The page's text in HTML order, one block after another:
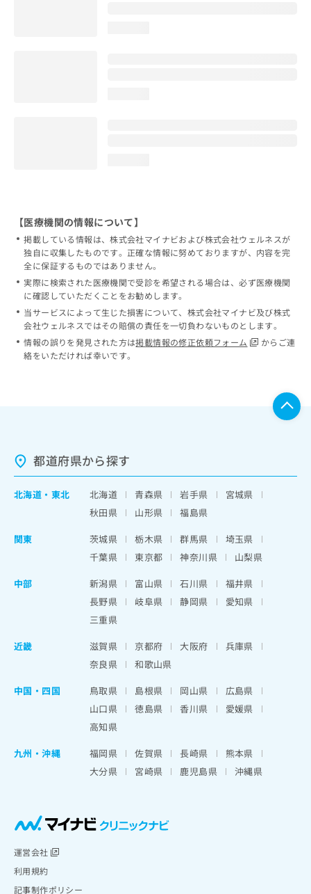
【医療機関の情報について】
掲載している情報は、株式会社マイナビおよび株式会社ウェルネスが
独自に収集したものです。正確な情報に努めておりますが、内容を完
全に保証するものではありません。
実際に検索された医療機関で受診を希望される場合は、必ず医療機関
に確認していただくことをお勧めします。
当サービスによって生じた損害について、株式会社マイナビ及び株式
会社ウェルネスではその賠償の責任を一切負わないものとします。
情報の誤りを発見された方は掲載情報の修正依頼フォーム
からご連
絡をいただければ幸いです。
都道府県から探す
北海道 ・ 東北 北海道 青森県 岩手県
宮城県
秋田県
山形県
福島県
関東
茨城県 栃木県 群馬県
埼玉県
千葉県
東京都 神奈川県
山梨県
中部
新潟県 富山県 石川県
福井県
長野県
岐阜県 静岡県
愛知県
三重県
近畿
滋賀県 京都府 大阪府
兵庫県
奈良県
和歌山県
中国・四国
鳥取県 島根県 岡山県
広島県
山口県
徳島県 香川県
愛媛県
高知県
九州・沖縄
福岡県 佐賀県 長崎県
熊本県
大分県
宮崎県 鹿児島県 沖縄県
運営会社
利用規約
記事制作ポリシー